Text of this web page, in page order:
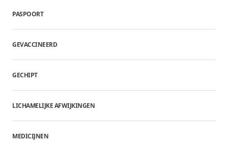
PASPOORT
GEVACCINEERD
GECHIPT
LICHAMELIJKE AFWIJKINGEN
MEDICIJNEN